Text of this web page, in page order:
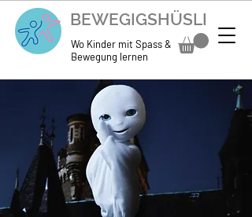
BEWEGIGSHÜSLI
Wo Kinder mit Spass &
Bewegung lernen